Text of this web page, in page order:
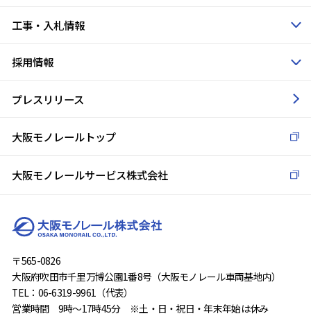
〒565-0826
大阪府吹田市千里万博公園1番8号（大阪モノレール車両基地内）
TEL：06-6319-9961（代表）
営業時間 9時～17時45分 ※土・日・祝日・年末年始は休み
工事・入札情報
プレスリリース
採用情報
大阪モノレールトップ
大阪モノレールサービス株式会社